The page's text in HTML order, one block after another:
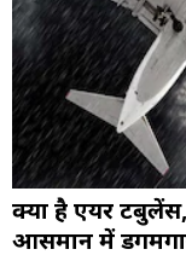
क्या है एयर
आसमान में